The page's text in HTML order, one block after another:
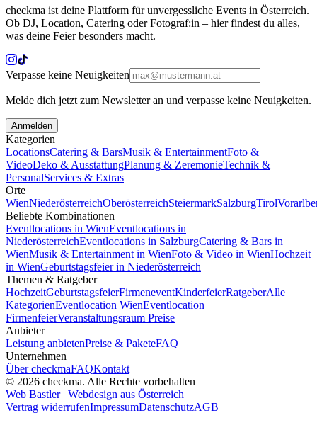
checkma ist deine Plattform für unvergessliche Events in Österreich.
Ob DJ, Location, Catering oder Fotograf:in – hier findest du alles,
was deine Feier besonders macht.
Verpasse keine Neuigkeiten
Melde dich jetzt zum Newsletter an und verpasse keine Neuigkeiten.
Anmelden
Kategorien
LocationsCatering & BarsMusik & EntertainmentFoto &
VideoDeko & AusstattungPlanung & ZeremonieTechnik &
PersonalServices & Extras
Orte
WienNiederösterreichOberösterreichSteiermarkSalzburgTirol
Beliebte Kombinationen
Eventlocations in WienEventlocations in
NiederösterreichEventlocations in SalzburgCatering & Bars in
WienMusik & Entertainment in WienFoto & Video in WienHochzeit
in WienGeburtstagsfeier in Niederösterreich
Themen & Ratgeber
HochzeitGeburtstagsfeierFirmeneventKinderfeierRatgeberAlle
KategorienEventlocation WienEventlocation
FirmenfeierVeranstaltungsraum Preise
Anbieter
Leistung anbietenPreise & PaketeFAQ
Unternehmen
Über checkmaFAQKontakt
© 2026 checkma. Alle Rechte vorbehalten
Web Bastler | Webdesign aus Österreich
Vertrag widerrufenImpressumDatenschutzAGB